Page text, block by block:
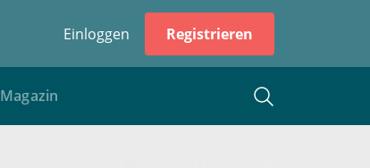
Einloggen Registrieren
Magazin